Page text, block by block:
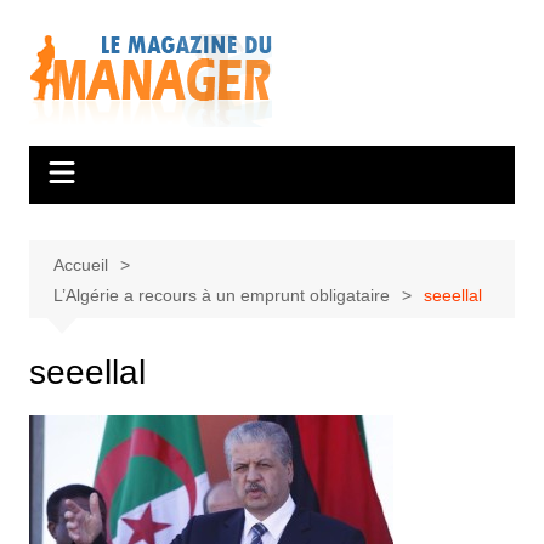
contenu
Accueil
L’Algérie a recours à un emprunt obligataire
seeellal
seeellal